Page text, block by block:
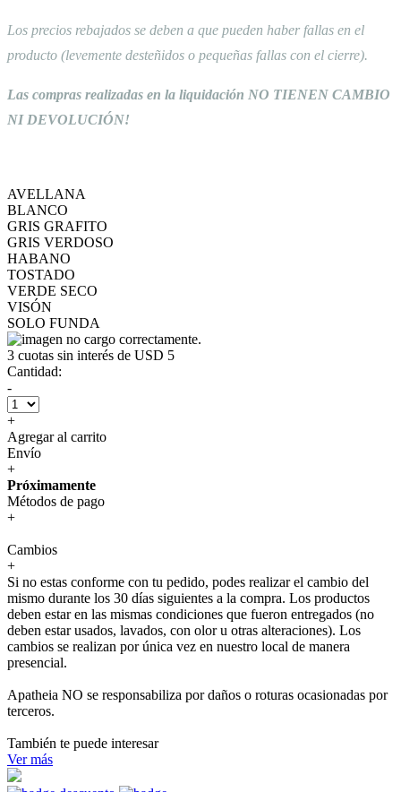
Los precios rebajados se deben a que pueden haber fallas en el
producto (levemente desteñidos o pequeñas fallas con el cierre).
Las compras realizadas en la liquidación NO TIENEN CAMBIO
NI DEVOLUCIÓN!
AVELLANA
BLANCO
GRIS GRAFITO
GRIS VERDOSO
HABANO
TOSTADO
VERDE SECO
VISÓN
SOLO FUNDA
3 cuotas sin interés de USD 5
Cantidad:
-
+
Agregar al carrito
Envío
+
Próximamente
Métodos de pago
+
Cambios
+
Si no estas conforme con tu pedido, podes realizar el cambio del
mismo durante los 30 días siguientes a la compra. Los productos
deben estar en las mismas condiciones que fueron entregados (no
deben estar usados, lavados, con olor u otras alteraciones). Los
cambios se realizan por única vez en nuestro local de manera
presencial.
Apatheia NO se responsabiliza por daños o roturas ocasionadas por
terceros.
También te puede interesar
Ver más